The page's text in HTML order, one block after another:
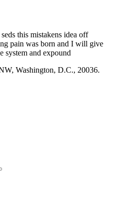
this mistakens idea off
pain was born and I will give
system and expound
Washington, D.C., 20036.